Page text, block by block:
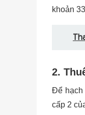
khoản
2.
Để hạch
cấp 2